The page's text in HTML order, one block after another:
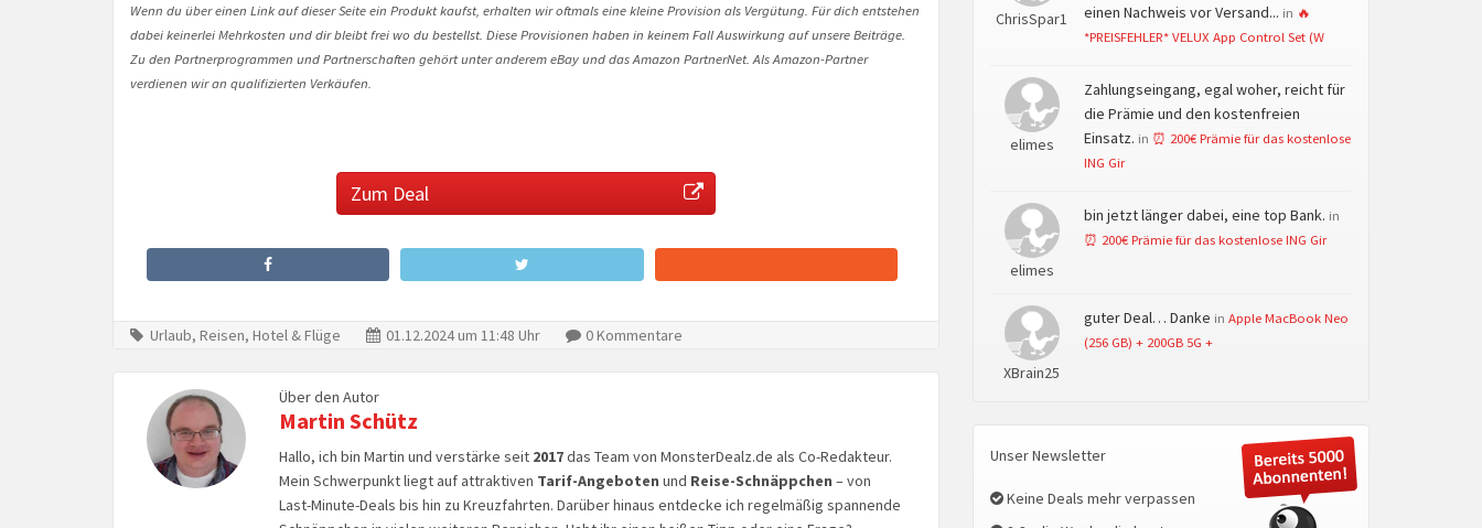
Wenn du über einen Link auf dieser Seite ein Produkt kaufst, erhalten wir oftmals eine kleine Provision als Vergütung. Für dich entstehen
dabei keinerlei Mehrkosten und dir bleibt frei wo du bestellst. Diese Provisionen haben in keinem Fall Auswirkung auf unsere Beiträge.
Zu den Partnerprogrammen und Partnerschaften gehört unter anderem eBay und das Amazon PartnerNet. Als Amazon-Partner
verdienen wir an qualifizierten Verkäufen.
Zum Deal
Urlaub, Reisen, Hotel & Flüge 01.12.2024 um 11:48 Uhr 0 Kommentare
Über den Autor
Martin Schütz
Hallo, ich bin Martin und verstärke seit 2017das Team von MonsterDealz.de als Co-Redakteur.
Mein Schwerpunkt liegt auf attraktiven Tarif-Angeboten und Reise-Schnäppchen – von
Last-Minute-Deals bis hin zu Kreuzfahrten. Darüber hinaus entdecke ich regelmäßig spannende
ChrisSpar1
einen Nachweis vor Versand... in 🔥
*PREISFEHLER* VELUX App Control Set (W
elimes
Zahlungseingang, egal woher, reicht für
die Prämie und den kostenfreien
Einsatz. in ⏰ 200€ Prämie für das kostenlose
ING Gir
elimes
bin jetzt länger dabei, eine top Bank. in
⏰ 200€ Prämie für das kostenlose ING Gir
XBrain25
guter Deal… Danke in Apple MacBook Neo
(256 GB) + 200GB 5G +
Unser Newsletter
Keine Deals mehr verpassen